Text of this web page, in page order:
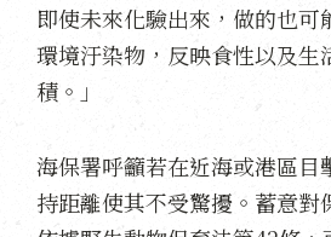
即使未來化驗出來，做的也可
環境汙染物，反映食性以及生
積。」
海保署呼籲若在近海或港區目
持距離使其不受驚擾。蓄意對